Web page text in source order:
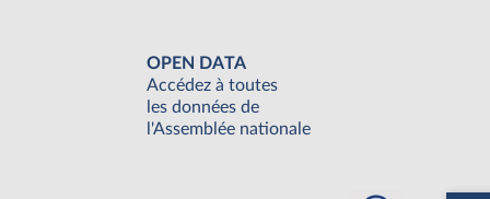
OPEN DATA
Accédez à toutes
les données de
l'Assemblée nationale